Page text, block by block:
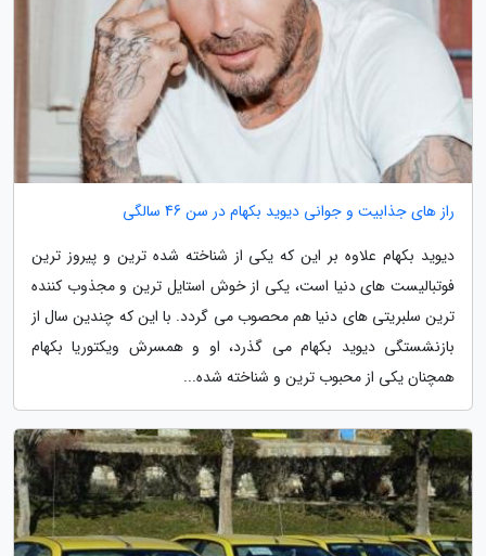
راز های جذابیت و جوانی دیوید بکهام در سن 46 سالگی
دیوید بکهام علاوه بر این که یکی از شناخته شده ترین و پیروز ترین
فوتبالیست های دنیا است، یکی از خوش استایل ترین و مجذوب کننده
ترین سلبریتی های دنیا هم محصوب می گردد. با این که چندین سال از
بازنشستگی دیوید بکهام می گذرد، او و همسرش ویکتوریا بکهام
همچنان یکی از محبوب ترین و شناخته شده...